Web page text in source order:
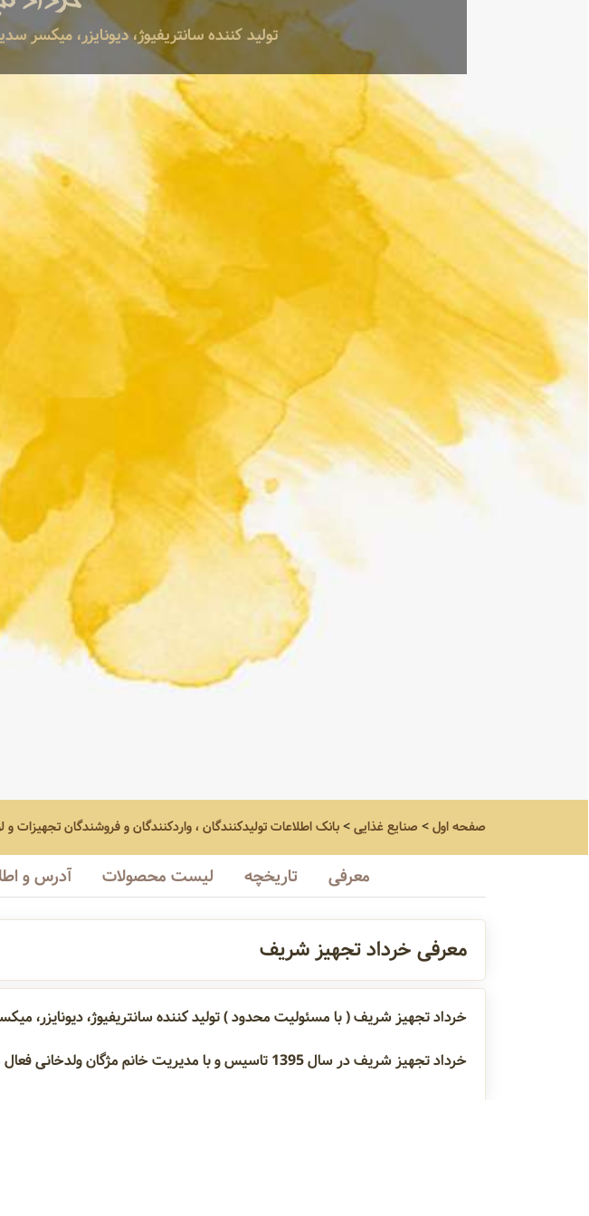
تولید کننده سانتریفیوژ، دیونایزر، میکسر
صفحه اول> صنایع غذایی>بانک اطلاعات تولیدکنندگان ، واردکنندگان و فروشندگان تجهیزات و
معرفی تاریخچه لیست محصولات آدرس و
معرفی خرداد تجهیز شریف
خرداد تجهیز شریف ( با مسئولیت محدود ) تولید کننده سانتریفیوژ، دیونایزر،
خرداد تجهیز شریف در سال 1395 تاسیس و با مدیریت خانم مژگان ولدخانی فعال می‌باشد